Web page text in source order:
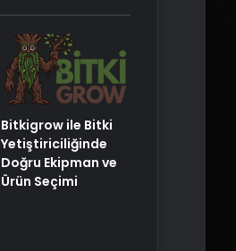
Bitkigrow ile Bitki
Yetiştiriciliğinde
Doğru Ekipman ve
Ürün Seçimi